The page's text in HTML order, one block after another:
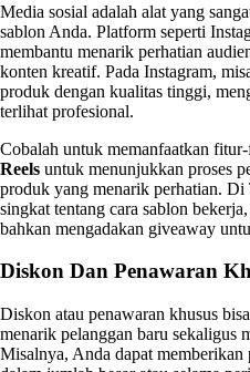
Media sosial adalah alat yang
sablon Anda. Platform seperti
membantu menarik perhatian
konten kreatif. Pada Instagram,
produk dengan kualitas tinggi,
terlihat profesional.
Cobalah untuk memanfaatkan
Reels untuk menunjukkan proses
produk yang menarik perhatian.
singkat tentang cara sablon
bahkan mengadakan giveaway
Diskon Dan Penawaran
Diskon atau penawaran khusus
menarik pelanggan baru sekaligus
Misalnya, Anda dapat